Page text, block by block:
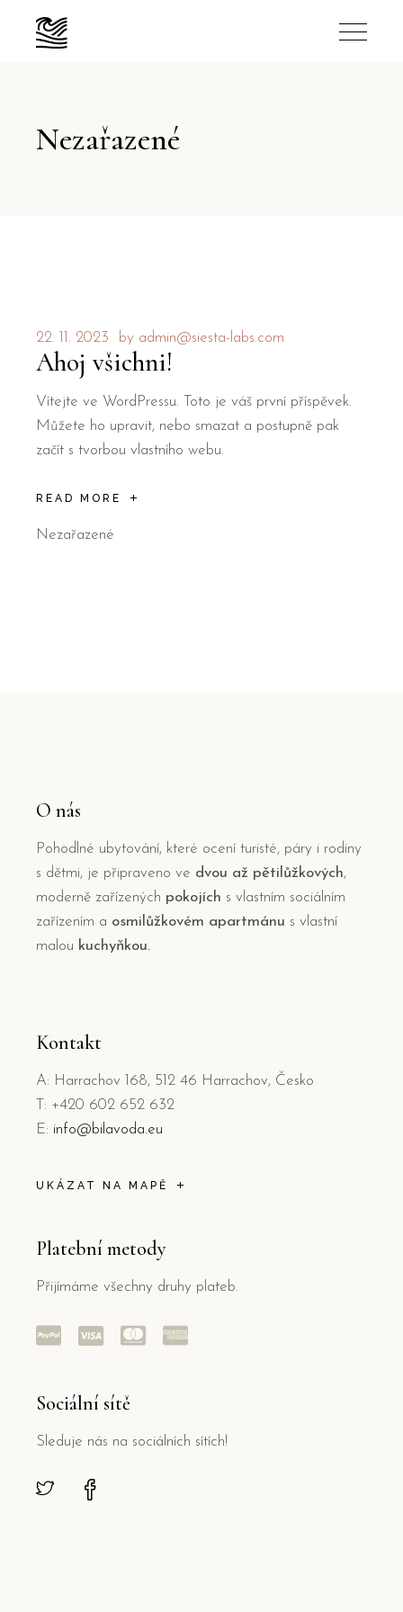
Nezařazené
22. 11. 2023 by admin@siesta-labs.com
Ahoj všichni!
Vítejte ve WordPressu. Toto je váš první příspěvek.
Můžete ho upravit, nebo smazat a postupně pak
začít s tvorbou vlastního webu.
READ MORE
Nezařazené
O nás
Pohodlné ubytování, které ocení turisté, páry i rodiny
s dětmi, je připraveno ve dvou až pětilůžkových,
moderně zařízených pokojích s vlastním sociálním
zařízením a osmilůžkovém apartmánu s vlastní
malou kuchyňkou.
Kontakt
A: Harrachov 168, 512 46 Harrachov, Česko
T: +420 602 652 632
E: info@bilavoda.eu
UKÁZAT NA MAPĚ
Platební metody
Přijímáme všechny druhy plateb.
Sociální sítě
Sleduje nás na sociálních sítích!